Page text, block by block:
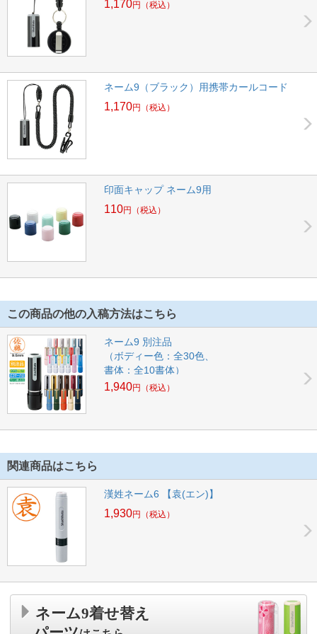
1,170円 （税込）
ネーム9（ブラック）用携帯カールコード
1,170円 （税込）
印面キャップ ネーム9用
110円 （税込）
この商品の他の入稿方法はこちら
ネーム9 別注品
（ボディー色：全30色、
書体：全10書体）
1,940円 （税込）
関連商品はこちら
漢姓ネーム6 【袁(エン)】
1,930円 （税込）
ネーム9着せ替え
パーツ